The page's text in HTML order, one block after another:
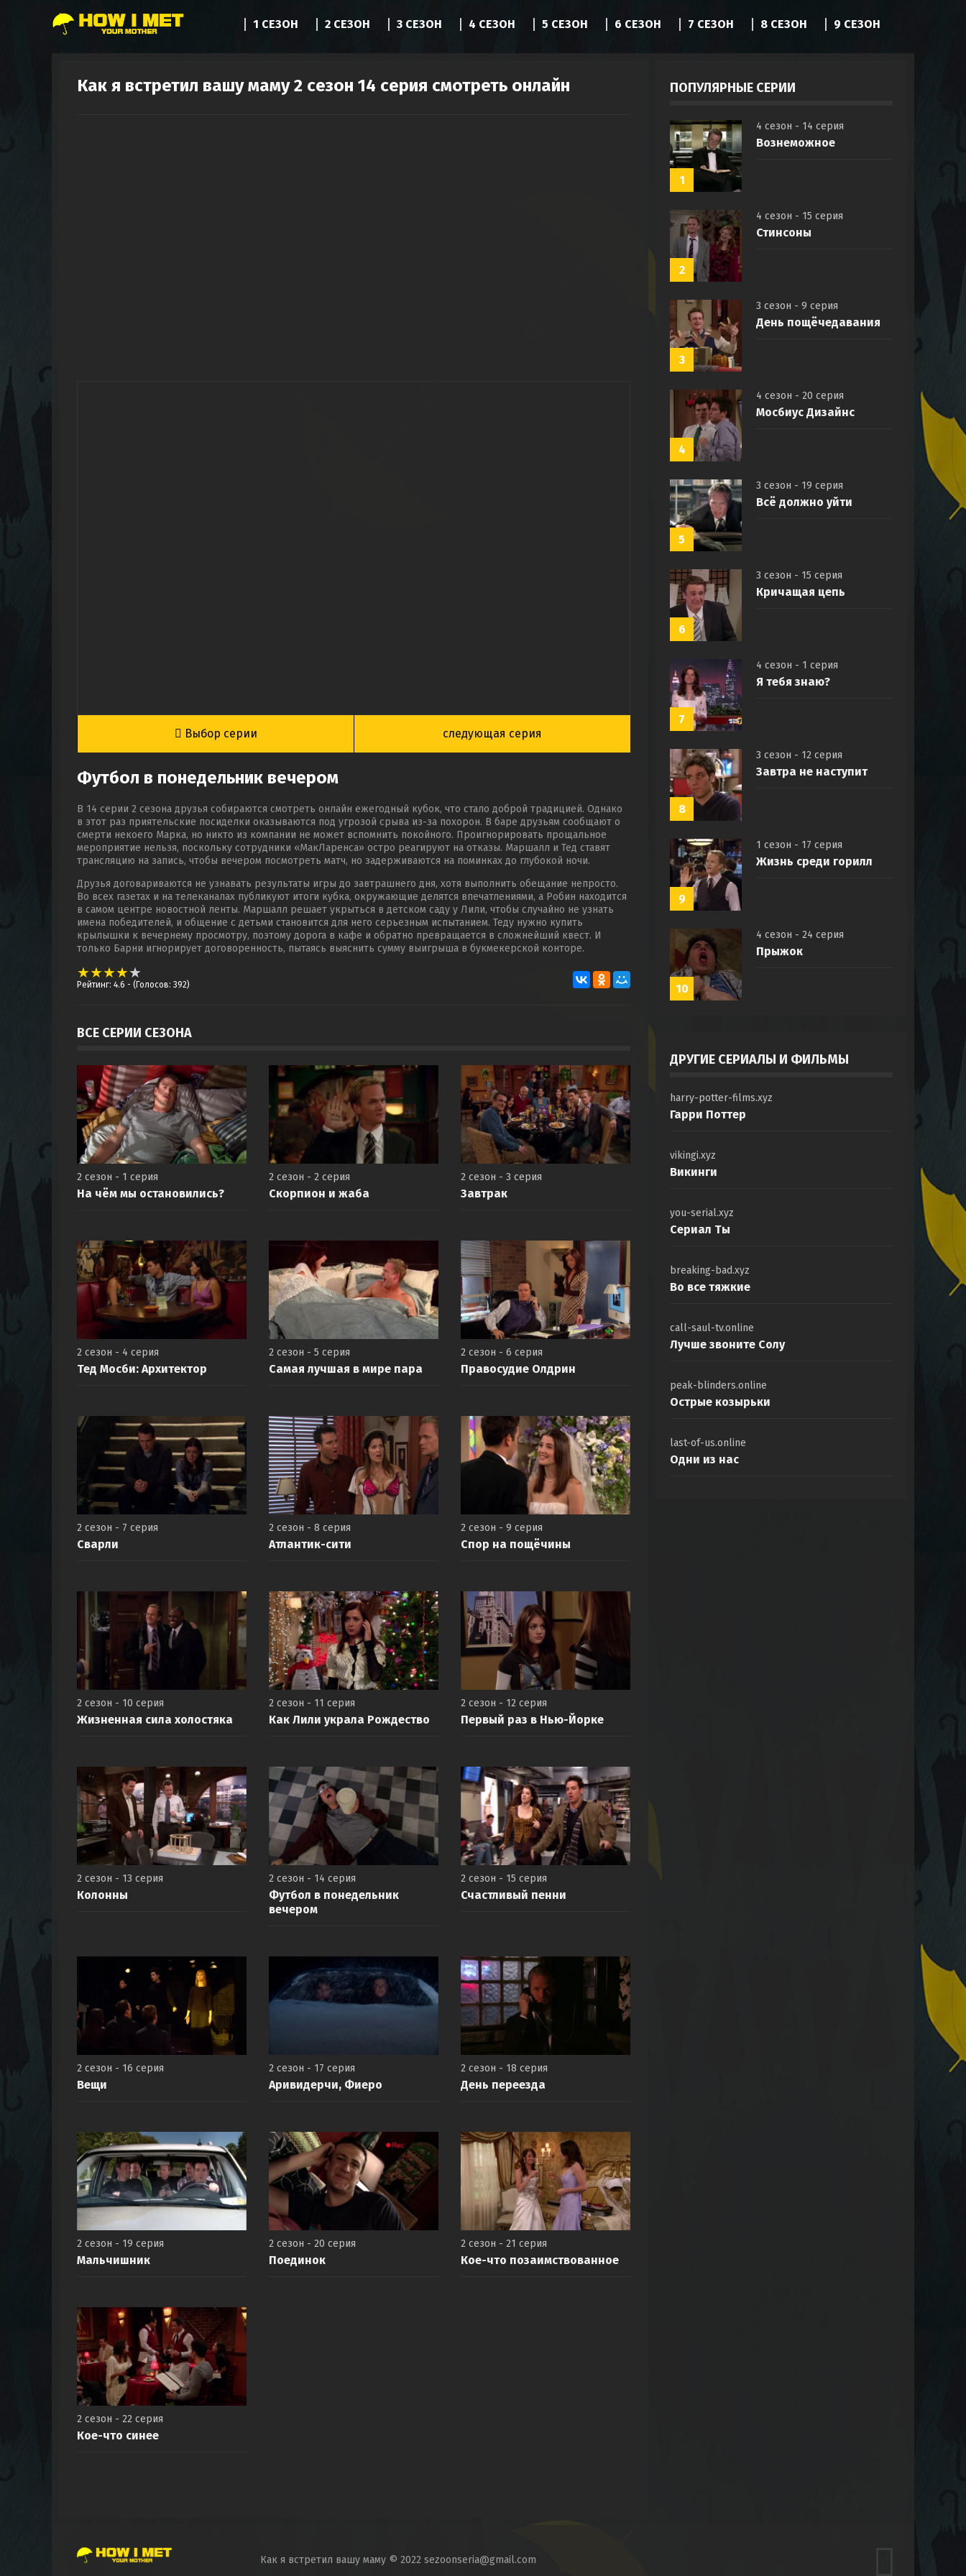
1 СЕЗОН 2 СЕЗОН 3 СЕЗОН 4 СЕЗОН 5 СЕЗОН 6 СЕЗОН 7 СЕЗОН 8 СЕЗОН 9 СЕЗОН
Как я встретил вашу маму 2 сезон 14 серия смотреть онлайн
Выбор серии следующая серия
Футбол в понедельник вечером
В 14 серии 2 сезона друзья собираются смотреть онлайн ежегодный кубок, что стало доброй традицией. Однако
в этот раз приятельские посиделки оказываются под угрозой срыва из-за похорон. В баре друзьям сообщают о
смерти некоего Марка, но никто из компании не может вспомнить покойного. Проигнорировать прощальное
мероприятие нельзя, поскольку сотрудники «МакЛаренса» остро реагируют на отказы. Маршалл и Тед ставят
трансляцию на запись, чтобы вечером посмотреть матч, но задерживаются на поминках до глубокой ночи.
Друзья договариваются не узнавать результаты игры до завтрашнего дня, хотя выполнить обещание непросто.
Во всех газетах и на телеканалах публикуют итоги кубка, окружающие делятся впечатлениями, а Робин находится
в самом центре новостной ленты. Маршалл решает укрыться в детском саду у Лили, чтобы случайно не узнать
имена победителей, и общение с детьми становится для него серьезным испытанием. Теду нужно купить
крылышки к вечернему просмотру, поэтому дорога в кафе и обратно превращается в сложнейший квест. И
только Барни игнорирует договоренность, пытаясь выяснить сумму выигрыша в букмекерской конторе.
Рейтинг: 4.6 - (Голосов: 392)
ВСЕ СЕРИИ СЕЗОНА
2 сезон - 1 серия
На чём мы остановились?
2 сезон - 2 серия
Скорпион и жаба
2 сезон - 3 серия
Завтрак
2 сезон - 4 серия
Тед Мосби: Архитектор
2 сезон - 5 серия
Самая лучшая в мире пара
2 сезон - 6 серия
Правосудие Олдрин
2 сезон - 7 серия
Сварли
2 сезон - 8 серия
Атлантик-сити
2 сезон - 9 серия
Спор на пощёчины
2 сезон - 10 серия
Жизненная сила холостяка
2 сезон - 11 серия
Как Лили украла Рождество
2 сезон - 12 серия
Первый раз в Нью-Йорке
2 сезон - 13 серия
Колонны
2 сезон - 14 серия
Футбол в понедельник
вечером
2 сезон - 15 серия
Счастливый пенни
2 сезон - 16 серия
Вещи
2 сезон - 17 серия
Аривидерчи, Фиеро
2 сезон - 18 серия
День переезда
2 сезон - 19 серия
Мальчишник
2 сезон - 20 серия
Поединок
2 сезон - 21 серия
Кое-что позаимствованное
2 сезон - 22 серия
Кое-что синее
ПОПУЛЯРНЫЕ СЕРИИ
1
4 сезон - 14 серия
Вознеможное
2
4 сезон - 15 серия
Стинсоны
3
3 сезон - 9 серия
День пощёчедавания
4
4 сезон - 20 серия
Мосбиус Дизайнс
5
3 сезон - 19 серия
Всё должно уйти
6
3 сезон - 15 серия
Кричащая цепь
7
4 сезон - 1 серия
Я тебя знаю?
8
3 сезон - 12 серия
Завтра не наступит
9
1 сезон - 17 серия
Жизнь среди горилл
10
4 сезон - 24 серия
Прыжок
ДРУГИЕ СЕРИАЛЫ И ФИЛЬМЫ
harry-potter-films.xyz
Гарри Поттер
vikingi.xyz
Викинги
you-serial.xyz
Сериал Ты
breaking-bad.xyz
Во все тяжкие
call-saul-tv.online
Лучше звоните Солу
peak-blinders.online
Острые козырьки
last-of-us.online
Одни из нас
Как я встретил вашу маму © 2022 sezoonseria@gmail.com